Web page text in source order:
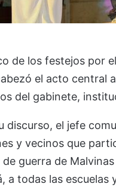
de los festejos por
el acto central
del gabinete,
discurso, el jefe
y vecinos que
guerra de
a todas las